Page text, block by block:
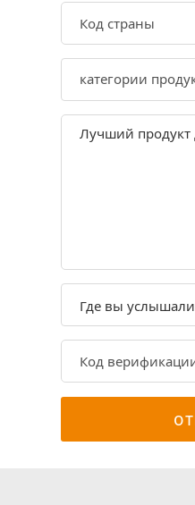
Где вы услышали